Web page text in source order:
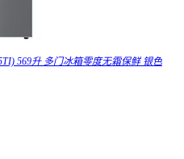
569升 多门冰箱零度无霜保鲜 银色